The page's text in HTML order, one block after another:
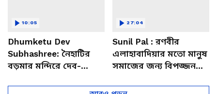
Dhumketu Dev
Subhashree: নৈহাটির
বড়মার মন্দিরে দেব-
10:05
Sunil Pal : রণবীর
এলাহাবাদিয়ার মতো মানুষ
সমাজের জন্য বিপজ্জনক :
27:04